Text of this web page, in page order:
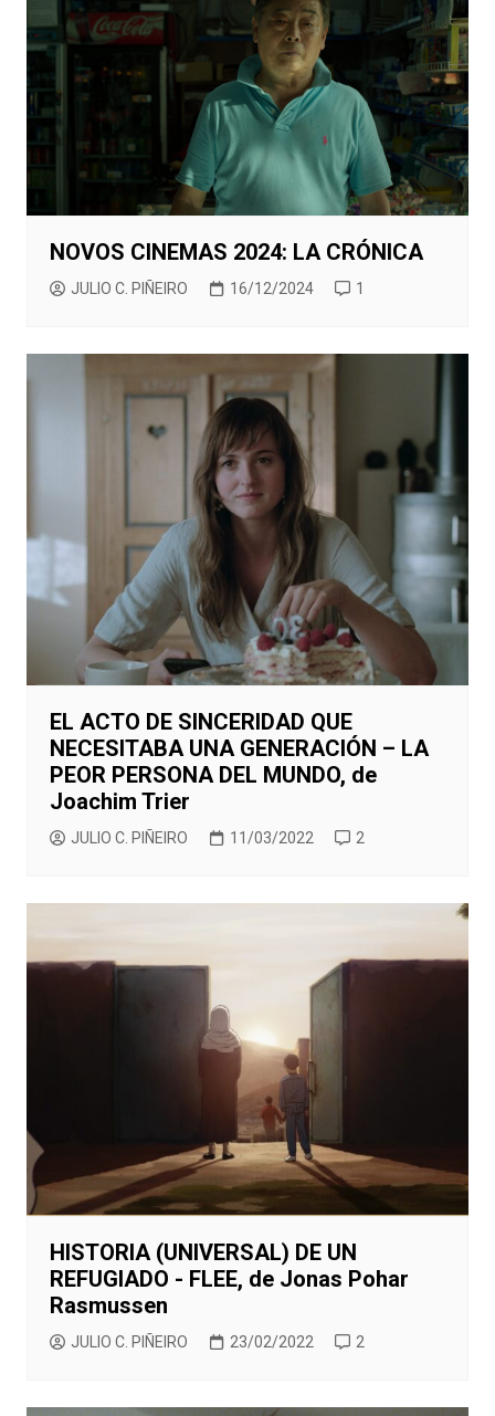
NOVOS CINEMAS 2024: LA CRÓNICA
JULIO C. PIÑEIRO 16/12/2024 1
EL ACTO DE SINCERIDAD QUE
NECESITABA UNA GENERACIÓN – LA
PEOR PERSONA DEL MUNDO, de
Joachim Trier
JULIO C. PIÑEIRO 11/03/2022 2
HISTORIA (UNIVERSAL) DE UN
REFUGIADO - FLEE, de Jonas Pohar
Rasmussen
JULIO C. PIÑEIRO 23/02/2022 2